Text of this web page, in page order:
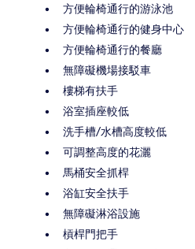
方便輪椅通行的游泳池
方便輪椅通行的健身中心
方便輪椅通行的餐廳
無障礙機場接駁車
樓梯有扶手
浴室插座較低
洗手槽/水槽高度較低
可調整高度的花灑
馬桶安全抓桿
浴缸安全扶手
無障礙淋浴設施
槓桿門把手